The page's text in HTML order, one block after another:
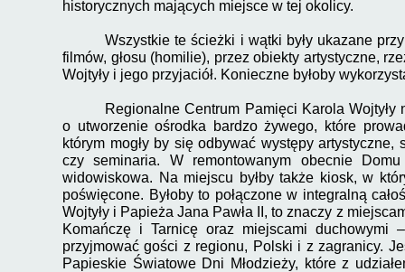
historycznych mających miejsce w tej okolicy.
Wszystkie te ścieżki i wątki były ukazane
filmów, głosu (homilie), przez obiekty artystyczne,
Wojtyły i jego przyjaciół. Konieczne byłoby
Regionalne Centrum Pamięci Karola Wojtyły
o utworzenie ośrodka bardzo żywego, które
którym mogły by się odbywać występy
czy seminaria. W remontowanym obecnie
widowiskowa. Na miejscu byłby także kiosk, w
poświęcone. Byłoby to połączone w integralną
Wojtyły i Papieża Jana Pawła II, to znaczy z
Komańczę i Tarnicę oraz miejscami
przyjmować gości z regionu, Polski i z zagranicy.
Papieskie Światowe Dni Młodzieży, które z